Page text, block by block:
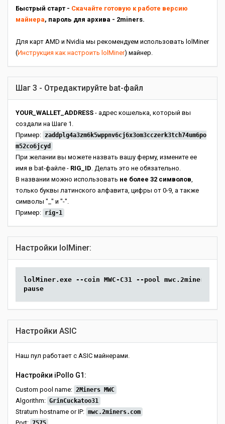
Быстрый старт - Скачайте готовую к работе версию
майнера, пароль для архива - 2miners.
Для карт AMD и Nvidia мы рекомендуем использовать lolMiner
(Инструкция как настроить lolMiner) майнер.
Шаг 3 - Отредактируйте bat-файл
YOUR_WALLET_ADDRESS - адрес кошелька, который вы
создали на Шаге 1.
Пример: zaddplg4a3zm6k5wppnv6cj6x3om3cczerk3tch74um6po
m52co6jcyd
При желании вы можете назвать вашу ферму, измените ее
имя в bat-файле - RIG_ID. Делать это не обязательно.
В названии можно использовать не более 32 символов,
только буквы латинского алфавита, цифры от 0-9, а также
символы "_" и "-".
Пример: rig-1
Настройки lolMiner:
lolMiner.exe --coin MWC-C31 --pool
pause
Настройки ASIC
Наш пул работает с ASIC майнерами.
Настройки iPollo G1:
Custom pool name: 2Miners MWC
Algorithm: GrinCuckatoo31
Stratum hostname or IP: mwc.2miners.com